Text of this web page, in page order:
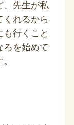
、先生が私
くれるから
行くこと
ろを始めて